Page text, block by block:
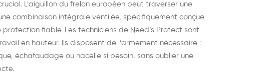
L’aiguillon du frelon européen peut traverser une
combinaison intégrale ventilée, spécifiquement conçue
fiable. Les techniciens de Need’s Protect sont
en hauteur. Ils disposent de l’armement nécessaire :
échafaudage ou nacelle si besoin, sans oublier une